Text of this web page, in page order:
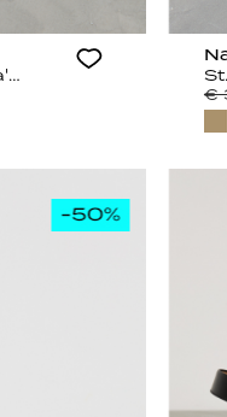
Bilbao Pitone Ballerina's Rood
€